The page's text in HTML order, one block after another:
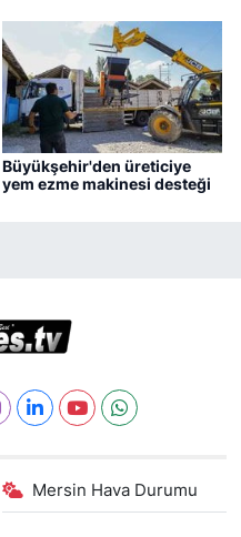
Büyükşehir'den üreticiye
yem ezme makinesi desteği
Mersin Hava Durumu